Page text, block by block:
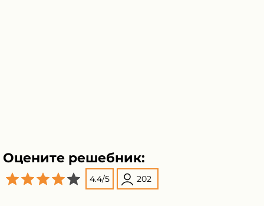
Оцените решебник:
4.4/5 202